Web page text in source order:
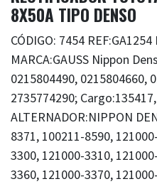
8X50A TIPO DENSO
CÓDIGO: 7454
MARCA:GAUSS Nippon
0215804490, 0215804660,
2735774290;
ALTERNADOR:NIPPON
8371, 100211-8590,
3300, 121000-3310,
3360, 121000-3370,